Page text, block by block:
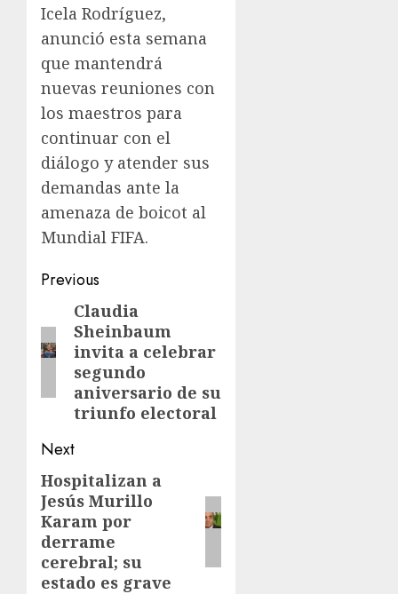
Icela Rodríguez,
anunció esta semana
que mantendrá
nuevas reuniones con
los maestros para
continuar con el
diálogo y atender sus
demandas ante la
amenaza de boicot al
Mundial FIFA.
Previous
Claudia
Sheinbaum
invita a celebrar
segundo
aniversario de su
triunfo electoral
Next
Hospitalizan a
Jesús Murillo
Karam por
derrame
cerebral; su
estado es grave